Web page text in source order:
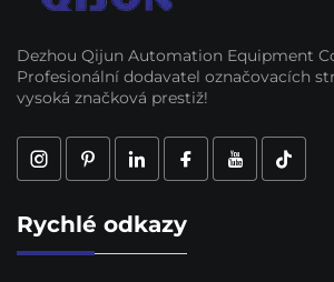
Dezhou Qijun Automation Equipment
Profesionální dodavatel označovacích
vysoká značková prestiž!
Rychlé odkazy